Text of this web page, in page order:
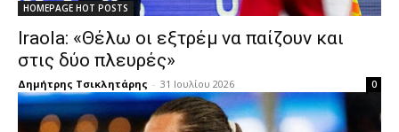
HOMEPAGE HOT POSTS
Iraola: «Θέλω οι εξτρέμ να παίζουν και
στις δύο πλευρές»
Δημήτρης Τσικλητάρης - 31 Ιουλίου 2026 0